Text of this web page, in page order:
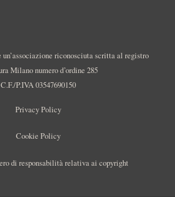
riconosciuta scritta al registro
Milano numero d’ordine 285
C.F./P.IVA 03547690150
Privacy Policy
Cookie Policy
di responsabilità relativa ai copyright